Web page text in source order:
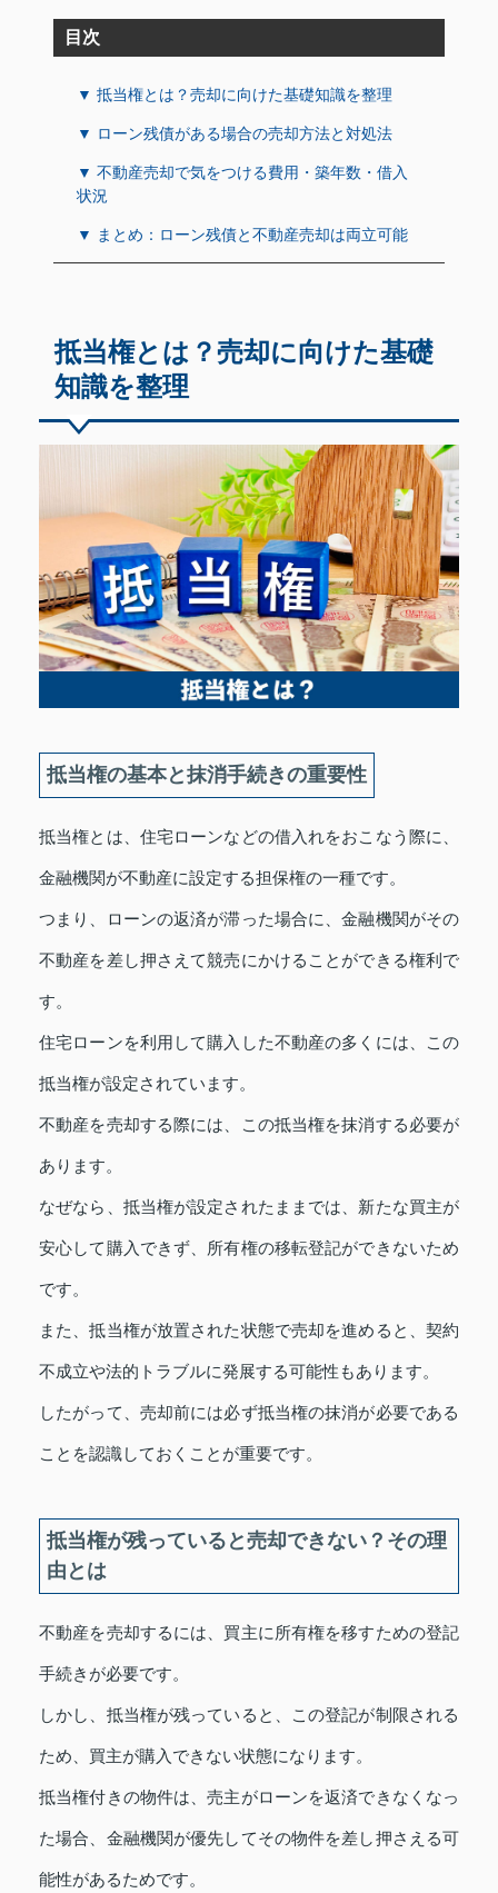
目次
▼ 抵当権とは？売却に向けた基礎知識を整理
▼ ローン残債がある場合の売却方法と対処法
▼ 不動産売却で気をつける費用・築年数・借入
状況
▼ まとめ：ローン残債と不動産売却は両立可能
抵当権とは？売却に向けた基礎
知識を整理
抵当権の基本と抹消手続きの重要性
抵当権とは、住宅ローンなどの借入れをおこなう際に、
金融機関が不動産に設定する担保権の一種です。
つまり、ローンの返済が滞った場合に、金融機関がその
不動産を差し押さえて競売にかけることができる権利で
す。
住宅ローンを利用して購入した不動産の多くには、この
抵当権が設定されています。
不動産を売却する際には、この抵当権を抹消する必要が
あります。
なぜなら、抵当権が設定されたままでは、新たな買主が
安心して購入できず、所有権の移転登記ができないため
です。
また、抵当権が放置された状態で売却を進めると、契約
不成立や法的トラブルに発展する可能性もあります。
したがって、売却前には必ず抵当権の抹消が必要である
ことを認識しておくことが重要です。
抵当権が残っていると売却できない？その理
由とは
不動産を売却するには、買主に所有権を移すための登記
手続きが必要です。
しかし、抵当権が残っていると、この登記が制限される
ため、買主が購入できない状態になります。
抵当権付きの物件は、売主がローンを返済できなくなっ
た場合、金融機関が優先してその物件を差し押さえる可
能性があるためです。